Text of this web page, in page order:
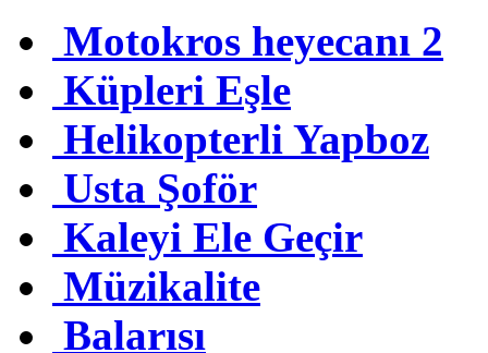
Motokros heyecanı 2
Küpleri Eşle
Helikopterli Yapboz
Usta Şoför
Kaleyi Ele Geçir
Müzikalite
Balarısı